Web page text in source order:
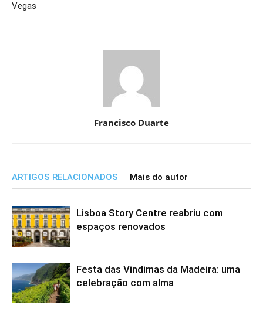
Vegas
Francisco Duarte
ARTIGOS RELACIONADOS Mais do autor
Lisboa Story Centre reabriu com
espaços renovados
Festa das Vindimas da Madeira: uma
celebração com alma